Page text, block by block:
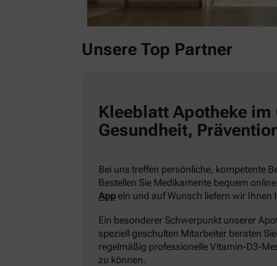
Unsere Top Partner
Kleeblatt Apotheke im
Gesundheit,
Bei uns treffen persönliche, kompetente
Bestellen Sie Medikamente bequem
Appein und auf Wunsch liefern wir Ihnen
Ein besonderer Schwerpunkt unserer
speziell geschulten Mitarbeiter beraten
regelmäßig professionelle Vitamin-D3-
zu können.